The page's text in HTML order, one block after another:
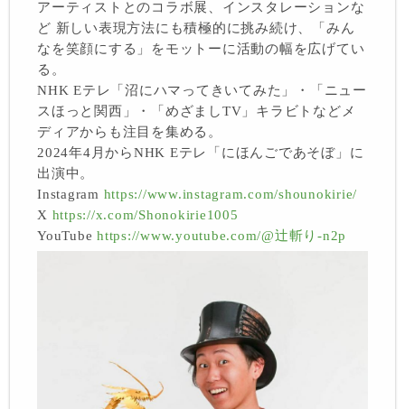
アーティストとのコラボ展、インスタレーションな
ど 新しい表現方法にも積極的に挑み続け、「みん
なを笑顔にする」をモットーに活動の幅を広げてい
る。
NHK Eテレ「沼にハマってきいてみた」・「ニュー
スほっと関西」・「めざましTV」キラビトなどメ
ディアからも注目を集める。
2024年4月からNHK Eテレ「にほんごであそぼ」に
出演中。
Instagram https://www.instagram.com/shounokirie/
X https://x.com/Shonokirie1005
YouTubehttps://www.youtube.com/@辻斬り-n2p